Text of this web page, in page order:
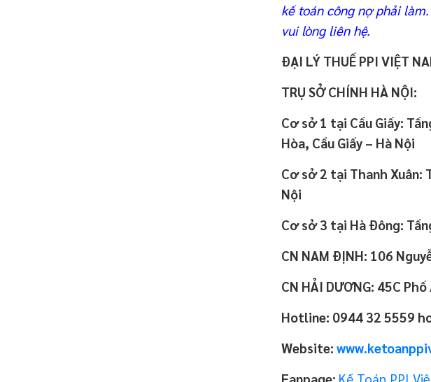
kế toán công nợ phải làm.
vui lòng liên hệ.
ĐẠI LÝ THUẾ PPI VIỆT
TRỤ SỞ CHÍNH HÀ NỘI:
Cơ sở 1 tại Cầu Giấy:
Hòa, Cầu Giấy – Hà Nội
Cơ sở 2 tại Thanh Xuân:
Nội
Cơ sở 3 tại Hà Đông:
CN NAM ĐỊNH: 106
CN HẢI DƯƠNG: 45C
Hotline: 0944 32 5559
Website:
Fanpage: Kế Toán